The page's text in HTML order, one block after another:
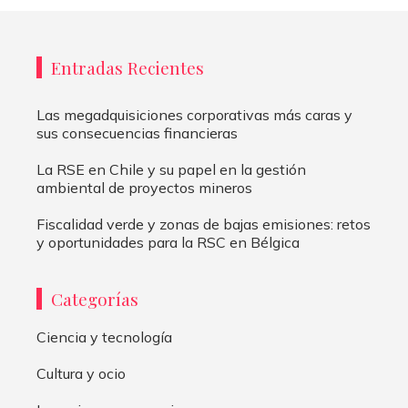
Entradas Recientes
Las megadquisiciones corporativas más caras y
sus consecuencias financieras
La RSE en Chile y su papel en la gestión
ambiental de proyectos mineros
Fiscalidad verde y zonas de bajas emisiones: retos
y oportunidades para la RSC en Bélgica
Categorías
Ciencia y tecnología
Cultura y ocio